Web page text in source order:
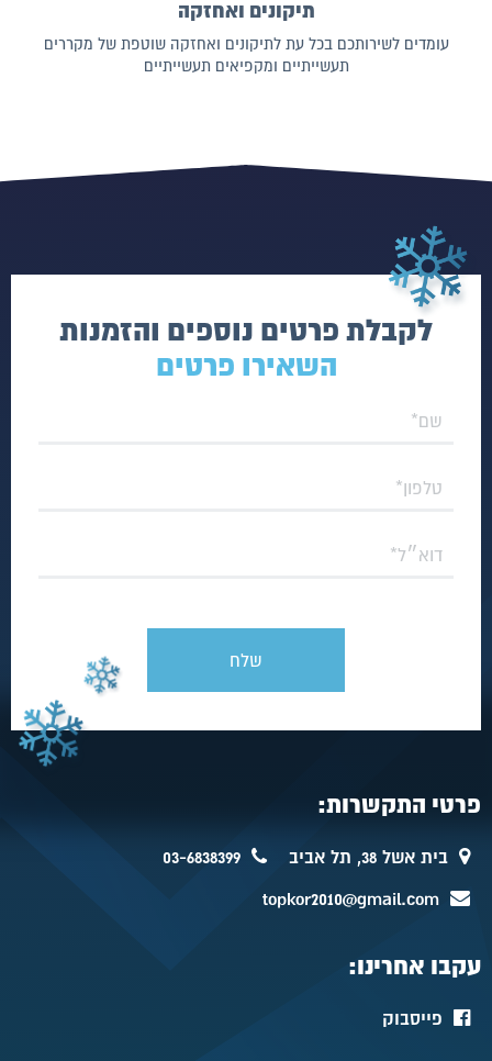
תיקונים ואחזקה
עומדים לשירותכם בכל עת לתיקונים ואחזקה שוטפת של מקררים
תעשייתיים ומקפיאים תעשייתיים
לקבלת פרטים נוספים והזמנות
השאירו פרטים
פרטי התקשרות:
בית אשל 38, תל אביב 03-6838399
topkor2010@gmail.com
עקבו אחרינו:
פייסבוק